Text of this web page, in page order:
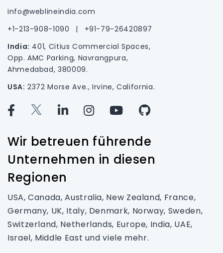
info@weblineindia.com
+1-213-908-1090
|
+91-79-26420897
India: 401, Citius Commercial Spaces,
Opp. AMC Parking, Navrangpura,
Ahmedabad, 380009.
USA: 2372 Morse Ave., Irvine, California.
Wir betreuen führende
Unternehmen in diesen
Regionen
USA, Canada, Australia, New Zealand, France,
Germany, UK, Italy, Denmark, Norway, Sweden,
Switzerland, Netherlands, Europe, India, UAE,
Israel, Middle East und viele mehr.